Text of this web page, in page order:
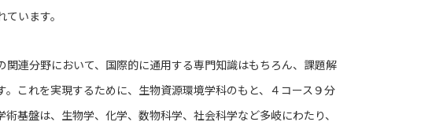
います。
連分野において、国際的に通用する専門知識はもちろん、課題解
これを実現するために、生物資源環境学科のもと、４コース９分
基盤は、生物学、化学、数物科学、社会科学など多岐にわたり、